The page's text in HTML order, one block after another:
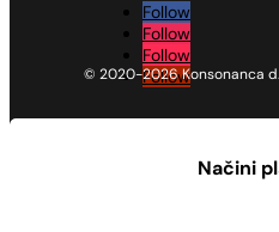
Follow
Follow
Follow
Follow
© 2020-2026 Konsonanca
Načini